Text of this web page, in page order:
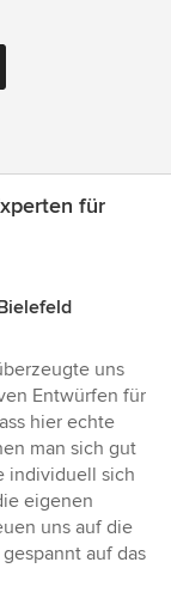
für
uns
Entwürfen für
hier echte
man sich gut
individuell sich
eigenen
uns auf die
auf das